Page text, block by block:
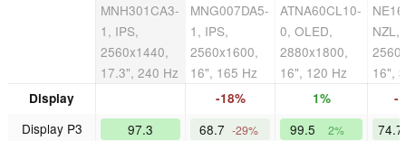
MNH301CA3-
1, IPS,
2560x1440,
17.3", 240 Hz
MNG007DA5-
1, IPS,
2560x1600,
16", 165 Hz
ATNA60CL10-
0, OLED,
2880x1800,
16", 120 Hz
NZL,
16",
Display -18% 1% -
Display P3
97.3 68.7 -29% 99.5 2%